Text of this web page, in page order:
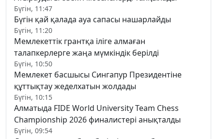
Бүгін, 11:47
Бүгін қай қалада ауа сапасы нашарлайды
Бүгін, 11:20
Мемлекеттік грантқа іліге алмаған
талапкерлерге жаңа мүмкіндік берілді
Бүгін, 10:50
Мемлекет басшысы Сингапур Президентіне
құттықтау жеделхатын жолдады
Бүгін, 10:15
Алматыда FIDE World University Team Chess
Championship 2026 финалистері анықталды
Бүгін, 09:54